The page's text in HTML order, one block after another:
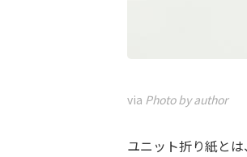
via Photo by author
ユニット折り紙と